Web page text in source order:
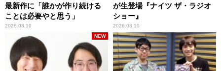
最新作に「誰かが作り続ける
ことは必要やと思う」
2026.08.10
が生登場『ナイツ ザ・ラジオ
ショー』
2026.08.10
NEW